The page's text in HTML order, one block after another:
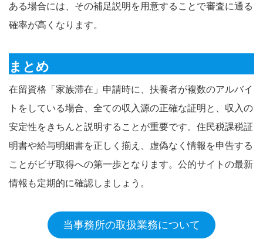
ある場合には、その補足説明を用意することで審査に通る
確率が高くなります。
まとめ
在留資格「家族滞在」申請時に、扶養者が複数のアルバイ
トをしている場合、全ての収入源の正確な証明と、収入の
安定性をきちんと説明することが重要です。住民税課税証
明書や給与明細書を正しく揃え、虚偽なく情報を申告する
ことがビザ取得への第一歩となります。公的サイトの最新
情報も定期的に確認しましょう 。
当事務所の取扱業務について